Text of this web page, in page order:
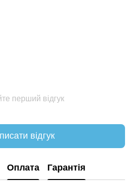
перший відгук
відгук
Оплата Гарантія